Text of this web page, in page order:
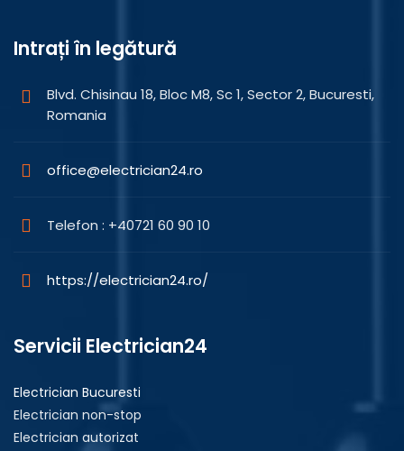
Intrați în legătură
Blvd. Chisinau 18, Bloc M8, Sc 1, Sector 2, Bucuresti,
Romania
office@electrician24.ro
Telefon : +40721 60 90 10
https://electrician24.ro/
Servicii Electrician24
Electrician Bucuresti
Electrician non-stop
Electrician autorizat